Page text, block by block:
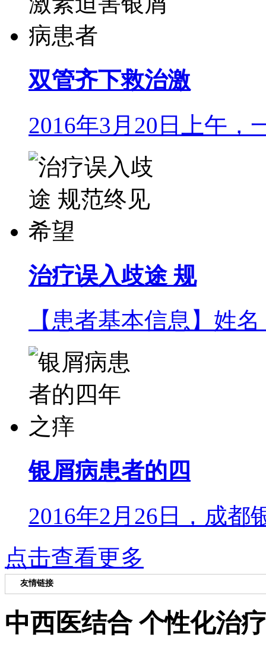
双管齐下救治激
2016年3月20日上午，
治疗误入歧途 规
【患者基本信息】姓
银屑病患者的四
2016年2月26日，成都
点击查看更多
友情链接
中西医结合 个性化治